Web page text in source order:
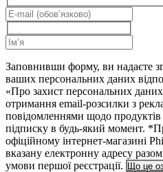
Заповнивши форму, ви надаєте
ваших персональних даних
«Про захист персональних
отримання email-розсилки з
повідомленнями щодо
підписку в будь-який момент.
офіційному інтернет-магазині
вказану електронну адресу
умови першої реєстрації. Що це